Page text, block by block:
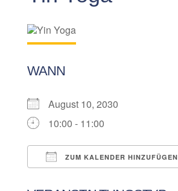
WANN
August 10, 2030
10:00 - 11:00
ZUM KALENDER HINZUFÜGEN